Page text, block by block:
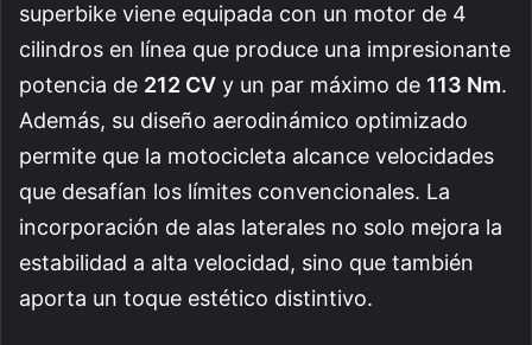
superbike viene equipada con un motor de 4
cilindros en línea que produce una impresionante
potencia de 212 CV y un par máximo de 113 Nm.
Además, su diseño aerodinámico optimizado
permite que la motocicleta alcance velocidades
que desafían los límites convencionales. La
incorporación de alas laterales no solo mejora la
estabilidad a alta velocidad, sino que también
aporta un toque estético distintivo.